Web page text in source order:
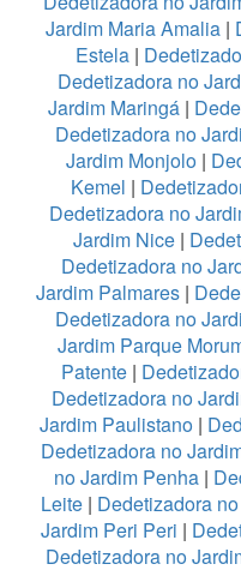
Jardim Maria Amalia |
Estela |
Dedetizadora no
Jardim Maringá|
Dedetizadora no
Jardim Monjolo|
Kemel |
Dedetizadora no
Jardim Nice|
Dedetizadora no
Jardim Palmares |
Dedetizadora no
Jardim Parque
Patente |
Dedetizadora no
Jardim Paulistano|
Dedetizadora no
no Jardim Penha|
Leite | Dedetizadora
Jardim Peri Peri |
Dedetizadora no